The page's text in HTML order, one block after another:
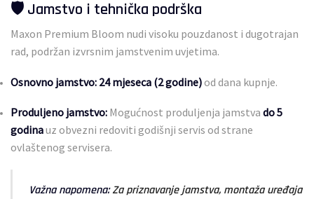
🛡️ Jamstvo i tehnička podrška
Maxon Premium Bloom nudi visoku pouzdanost i dugotrajan
rad, podržan izvrsnim jamstvenim uvjetima.
Osnovno jamstvo: 24 mjeseca (2 godine)od dana kupnje.
Produljeno jamstvo: Mogućnost produljenja jamstva do 5
godinauz obvezni redoviti godišnji servis od strane
ovlaštenog servisera.
Važna napomena:Za priznavanje jamstva, montaža uređaja